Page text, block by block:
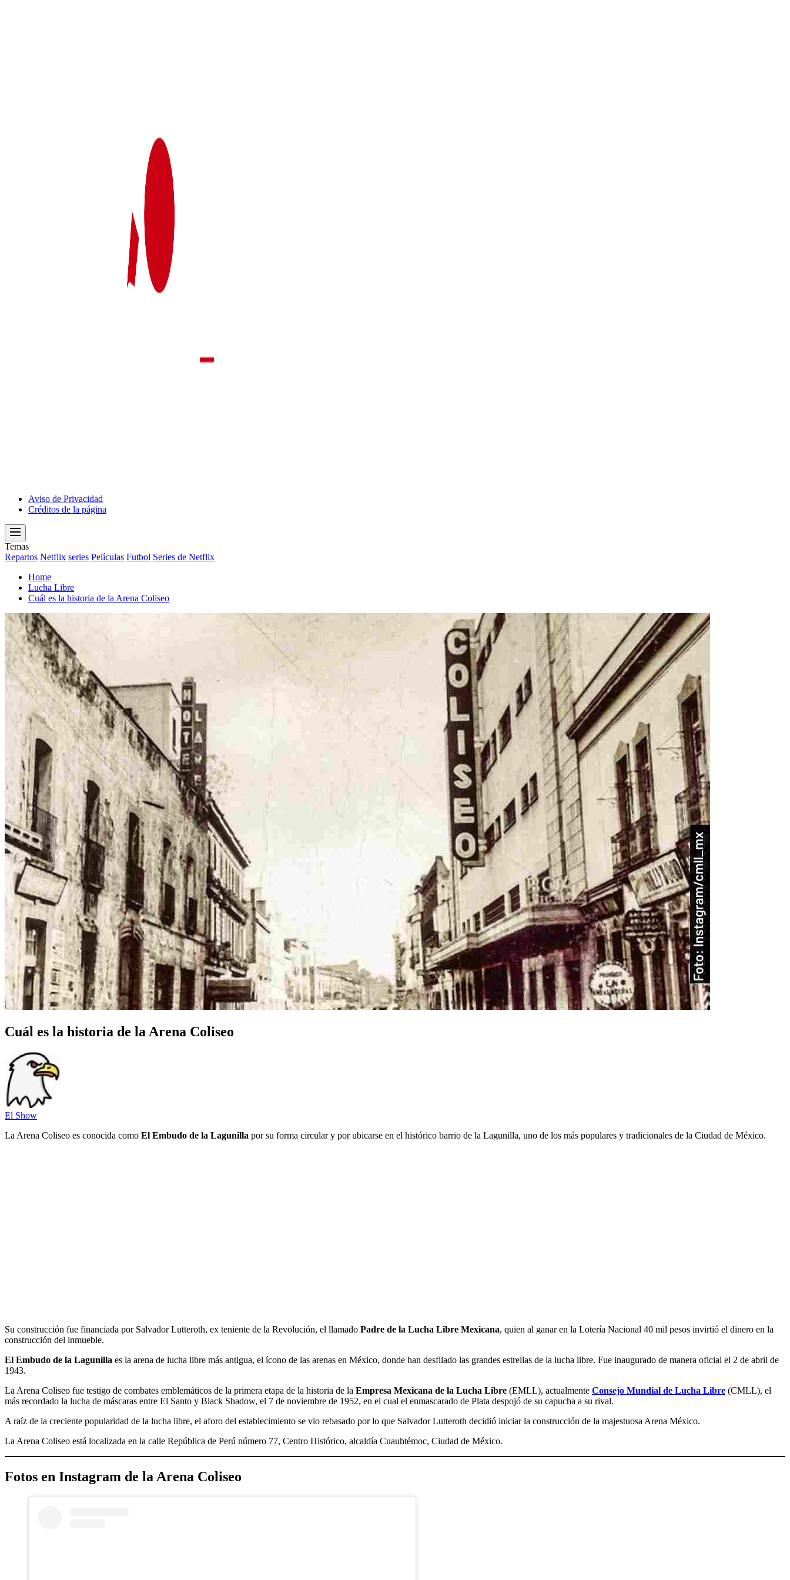
Aviso de Privacidad
Créditos de la página
Menu
Temas
Repartos Netflix series Películas Futbol Series de Netflix
Home
Lucha Libre
Cuál es la historia de la Arena Coliseo
Cuál es la historia de la Arena Coliseo
El Show
La Arena Coliseo es conocida como El Embudo de la Lagunilla por su forma circular y por ubicarse en el histórico barrio de la Lagunilla, uno de los más populares y tradicionales de la Ciudad de México.
Su construcción fue financiada por Salvador Lutteroth, ex teniente de la Revolución, el llamado Padre de la Lucha Libre Mexicana, quien al ganar en la Lotería Nacional 40 mil pesos invirtió el dinero en la
construcción del inmueble.
El Embudo de la Lagunilla es la arena de lucha libre más antigua, el ícono de las arenas en México, donde han desfilado las grandes estrellas de la lucha libre. Fue inaugurado de manera oficial el 2 de abril de
1943.
La Arena Coliseo fue testigo de combates emblemáticos de la primera etapa de la historia de la Empresa Mexicana de la Lucha Libre (EMLL), actualmente Consejo Mundial de Lucha Libre (CMLL), el
más recordado la lucha de máscaras entre El Santo y Black Shadow, el 7 de noviembre de 1952, en el cual el enmascarado de Plata despojó de su capucha a su rival.
A raíz de la creciente popularidad de la lucha libre, el aforo del establecimiento se vio rebasado por lo que Salvador Lutteroth decidió iniciar la construcción de la majestuosa Arena México.
La Arena Coliseo está localizada en la calle República de Perú número 77, Centro Histórico, alcaldía Cuauhtémoc, Ciudad de México.
Fotos en Instagram de la Arena Coliseo